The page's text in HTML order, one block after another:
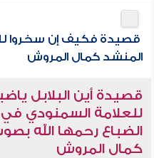
قصيدة فكيف إن سخروا
المنشد كمال المروش
قصيدة أين البلابل
للعلامة السمنودي في
الضباع رحمها الله
كمال المروش